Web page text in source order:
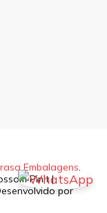
Embalagens.
PinIt |
por